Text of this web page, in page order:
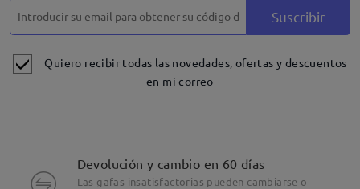
Suscribir
Quiero recibir todas las novedades, ofertas y descuentos
en mi correo
Devolución y cambio en 60 días
Las gafas insatisfactorias pueden cambiarse o